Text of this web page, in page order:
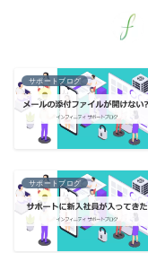
サポートブログ
サポートブログ